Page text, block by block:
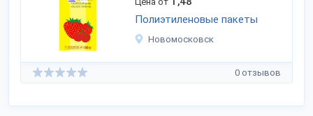
Полиэтиленовые пакеты
Новомосковск
0 отзывов